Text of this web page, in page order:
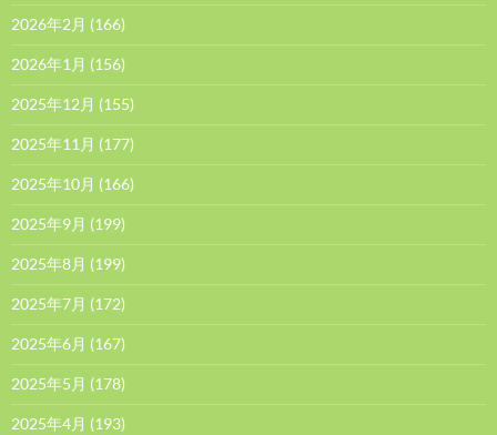
2026年2月 (166)
2026年1月 (156)
2025年12月 (155)
2025年11月 (177)
2025年10月 (166)
2025年9月 (199)
2025年8月 (199)
2025年7月 (172)
2025年6月 (167)
2025年5月 (178)
2025年4月 (193)